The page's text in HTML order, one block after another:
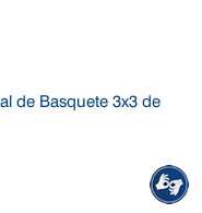
de Basquete 3x3 de